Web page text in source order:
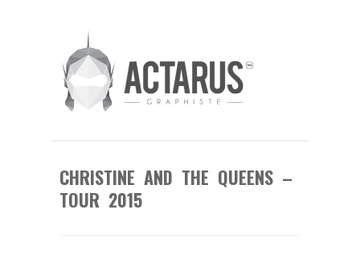
CHRISTINE AND THE QUEENS –
TOUR 2015